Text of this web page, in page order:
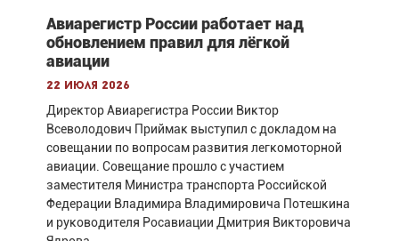
Авиарегистр России работает над
обновлением правил для лёгкой
авиации
22 июля 2026
Директор Авиарегистра России Виктор
Всеволодович Приймак выступил с докладом на
совещании по вопросам развития легкомоторной
авиации. Совещание прошло с участием
заместителя Министра транспорта Российской
Федерации Владимира Владимировича Потешкина
и руководителя Росавиации Дмитрия Викторовича